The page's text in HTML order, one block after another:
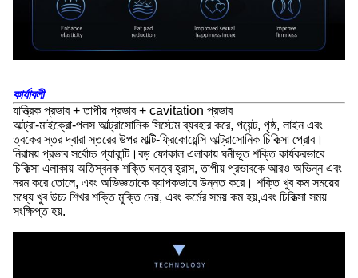
কার্যাবলী
যান্ত্রিক প্রভাব + তাপীয় প্রভাব + cavitation প্রভাব
আল্ট্রা-মাইক্রো-পলস আল্ট্রাসোনিক সিস্টেম ব্যবহার করে, পয়েন্ট, পৃষ্ঠ, লাইন এবং
ত্বকের স্তর দ্বারা স্তরের উপর মাল্টি-ফ্রিকোয়েন্সি আল্ট্রাসোনিক চিকিত্সা প্রোব।
নিরাময় প্রভাব সর্বোচ্চ গ্যারান্টি।বড় ফোকাল এলাকায় ঘনীভূত শক্তি কার্যকরভাবে
চিকিত্সা এলাকায় অতিস্বনক শক্তি ঘনত্ব হ্রাস, তাপীয় প্রভাবকে আরও অভিন্ন এবং
নরম করে তোলে, এবং অভিজ্ঞতাকে ব্যাপকভাবে উন্নত করে। শক্তি খুব কম সময়ের
মধ্যে খুব উচ্চ শিখর শক্তি মুক্তি দেয়, এবং কর্মের সময় কম হয়,এবং চিকিত্সা সময়
সংক্ষিপ্ত হয়.